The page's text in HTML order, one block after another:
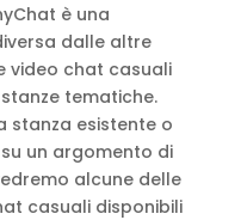
è una
dalle altre
video chat casuali
tematiche.
stanza esistente o
un argomento di
alcune delle
casuali disponibili